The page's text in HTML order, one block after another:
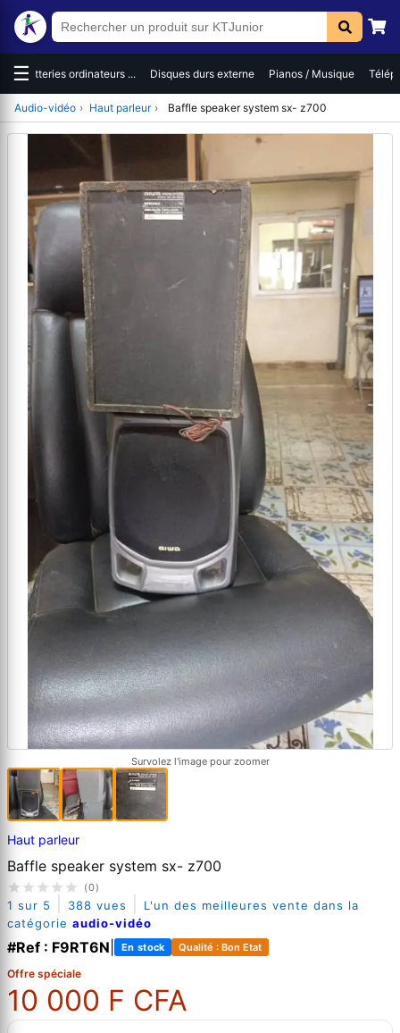
☰
Batteries ordinateurs ... Disques durs externe Pianos / Musique
Audio-vidéo › Haut parleur › Baffle speaker system sx- z700
Survolez l'image pour zoomer
Haut parleur
Baffle speaker system sx- z700
(0)
1 sur 5 388 vues
L'un des meilleures vente dans la
catégorie audio-vidéo
#Ref : F9RT6N En stock Qualité : Bon Etat
Offre spéciale
10 000 F CFA